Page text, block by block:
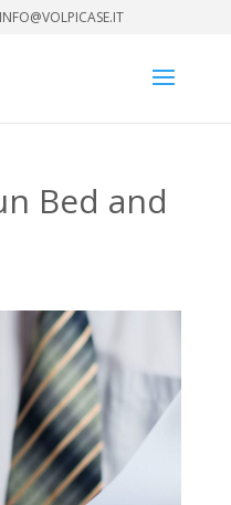
INFO@VOLPICASE.IT
Bed and